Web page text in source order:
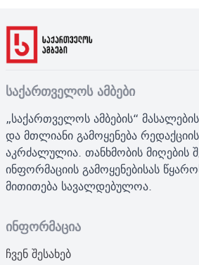
საქართველოს ამბები
„საქართველოს ამბების“
და მთლიანი გამოყენება
აკრძალულია. თანხმობის მიღების
ინფორმაციის გამოყენებისას
მითითება სავალდებულოა.
ინფორმაცია
ჩვენ შესახებ